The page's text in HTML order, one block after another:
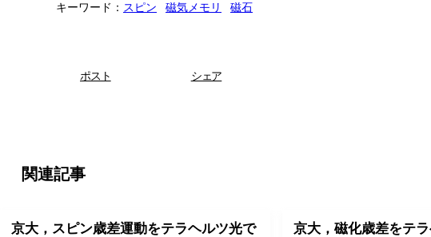
キーワード： スピン 磁気メモリ 磁石
ポスト シェア
関連記事
京大，スピン歳差運動をテラヘルツ光で
京大，磁化歳差をテ